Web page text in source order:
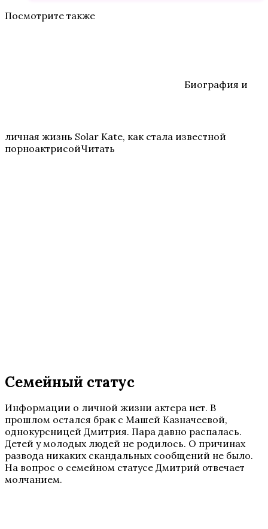
Посмотрите также
Биография и
личная жизнь Solar Kate, как стала известной
порноактрисойЧитать
Семейный статус
Информации о личной жизни актера нет. В
прошлом остался брак с Машей Казначеевой,
однокурсницей Дмитрия. Пара давно распалась.
Детей у молодых людей не родилось. О причинах
развода никаких скандальных сообщений не было.
На вопрос о семейном статусе Дмитрий отвечает
молчанием.